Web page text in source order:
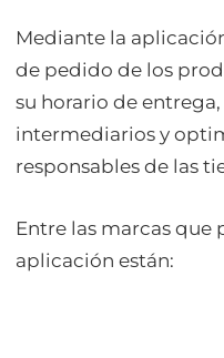
Mediante la
de pedido de los
su horario de
intermediarios y
responsables de las
Entre las marcas que
aplicación están: